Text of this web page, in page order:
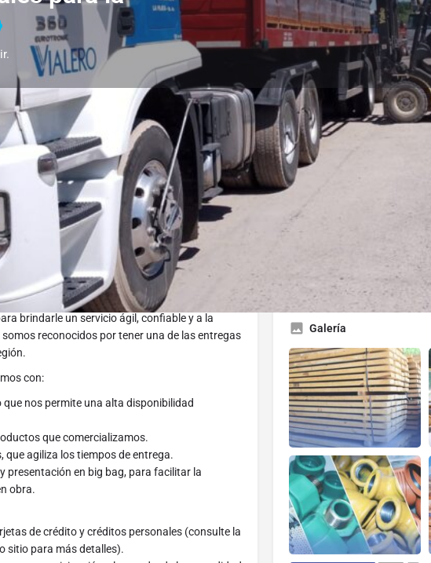
Perfil
Obtener las direcciones Llame ahora Sitio Web
un solo objetivo:
y soluciones reales.
brindarle un servicio ágil, confiable y a la
reconocidos por tener una de las entregas
con:
que nos permite una alta disponibilidad
que comercializamos.
que agiliza los tiempos de entrega.
presentación en big bag, para facilitar la
obra.
de crédito y créditos personales (consulte la
sitio para más detalles).
Opens in a few minutes
Galería